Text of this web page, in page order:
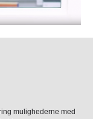
mulighederne med